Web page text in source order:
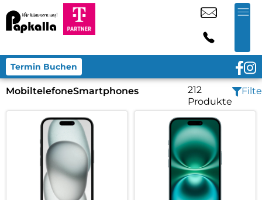
Termin Buchen
MobiltelefoneSmartphones
212
Produkte